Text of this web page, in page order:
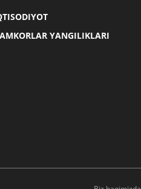
YANGILIKLARI